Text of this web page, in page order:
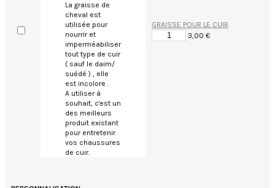
La graisse de
cheval est
utilisée pour
nourrir et
imperméabiliser
tout type de cuir
( sauf le daim/
suédé ) , elle
est incolore .
A utiliser à
souhait, c'est un
des meilleurs
produit existant
pour entretenir
vos chaussures
de cuir.
GRAISSE POUR LE CUIR
3,00 €